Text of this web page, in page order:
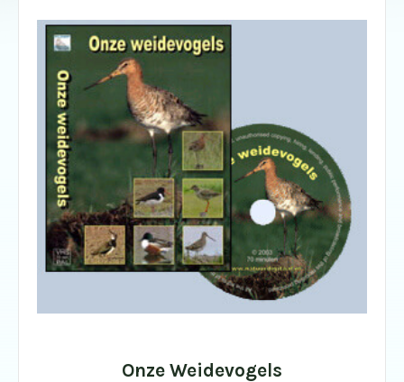
Onze Weidevogels